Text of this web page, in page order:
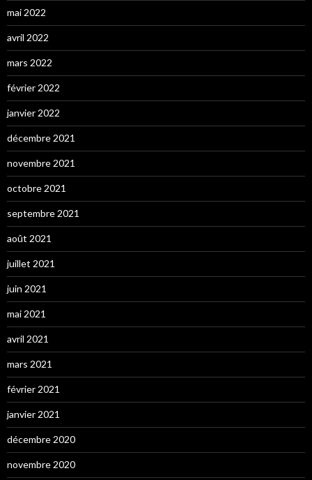
mai 2022
avril 2022
mars 2022
février 2022
janvier 2022
décembre 2021
novembre 2021
octobre 2021
septembre 2021
août 2021
juillet 2021
juin 2021
mai 2021
avril 2021
mars 2021
février 2021
janvier 2021
décembre 2020
novembre 2020